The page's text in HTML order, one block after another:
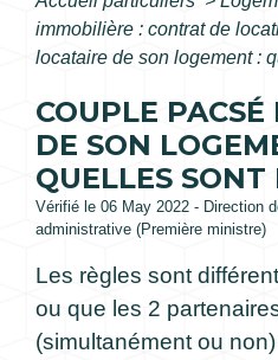
immobilière : contrat de
locataire de son logement :
COUPLE PACSÉ
DE SON
QUELLES SONT
Vérifié le 06 May 2022 - Direction
administrative (Première ministre)
Les règles sont
ou que les 2
(simultanément ou